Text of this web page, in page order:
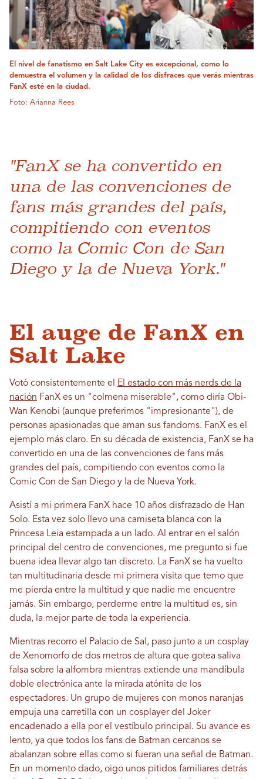
El nivel de fanatismo en Salt Lake City es excepcional, como lo
demuestra el volumen y la calidad de los disfraces que verás mientras
FanX esté en la ciudad.
Foto: Arianna Rees
"FanX se ha convertido en
una de las convenciones de
fans más grandes del país,
compitiendo con eventos
como la Comic Con de San
Diego y la de Nueva York."
El auge de FanX en
Salt Lake
Votó consistentemente el
El estado con más nerds de la
nación FanX es un "colmena miserable", como diría Obi-
Wan Kenobi (aunque preferimos "impresionante"), de
personas apasionadas que aman sus fandoms. FanX es el
ejemplo más claro. En su década de existencia, FanX se ha
convertido en una de las convenciones de fans más
grandes del país, compitiendo con eventos como la
Comic Con de San Diego y la de Nueva York.
Asistí a mi primera FanX hace 10 años disfrazado de Han
Solo. Esta vez solo llevo una camiseta blanca con la
Princesa Leia estampada a un lado. Al entrar en el salón
principal del centro de convenciones, me pregunto si fue
buena idea llevar algo tan discreto. La FanX se ha vuelto
tan multitudinaria desde mi primera visita que temo que
me pierda entre la multitud y que nadie me encuentre
jamás. Sin embargo, perderme entre la multitud es, sin
duda, la mejor parte de toda la experiencia.
Mientras recorro el Palacio de Sal, paso junto a un cosplay
de Xenomorfo de dos metros de altura que gotea saliva
falsa sobre la alfombra mientras extiende una mandíbula
doble electrónica ante la mirada atónita de los
espectadores. Un grupo de mujeres con monos naranjas
empuja una carretilla con un cosplayer del Joker
encadenado a ella por el vestíbulo principal. Su avance es
lento, ya que todos los fans de Batman cercanos se
abalanzan sobre ellas como si fueran una señal de Batman.
En un momento dado, oigo unos pitidos familiares detrás